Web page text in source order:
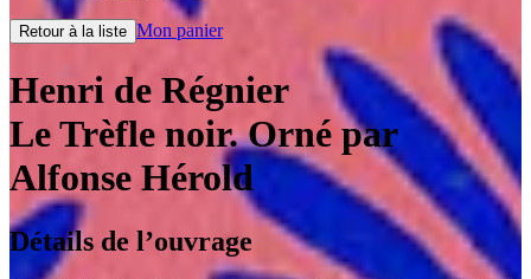
Retour à la liste Mon panier
Henri de Régnier
Le Trèfle noir. Orné par
Alfonse Hérold
Détails de l’ouvrage